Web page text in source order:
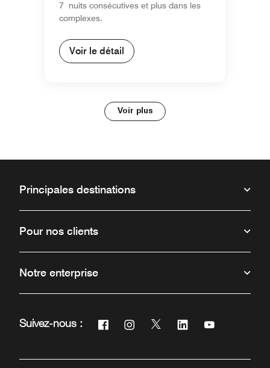
7 nuits consécutives et plus dans les
complexes.
Voir le détail
Voir plus
Principales destinations
Pour nos clients
Notre enterprise
Suivez-nous : Facebook
Ouvre une nouvelle fenêtre
Instagram
Ouvre une nouvelle fenêtre
Twitter
Ouvre une nouvelle
Linkedin
Ouvre une nouvelle
Ouvre une